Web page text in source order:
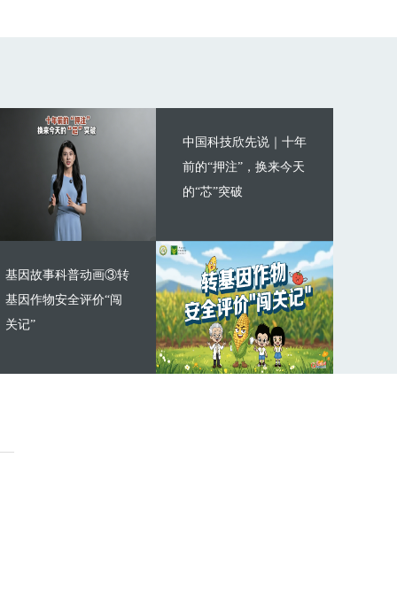
中国科技欣先说｜十年
前的“押注”，换来今天
的“芯”突破
基因故事科普动画③转
基因作物安全评价“闯
关记”